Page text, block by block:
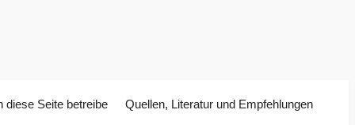
diese Seite betreibe Quellen, Literatur und Empfehlungen